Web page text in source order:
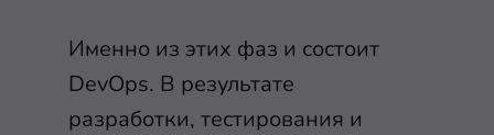
Именно из этих фаз и состоит
DevOps. В результате
разработки, тестирования и